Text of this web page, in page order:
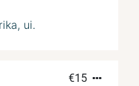
ui.
€15